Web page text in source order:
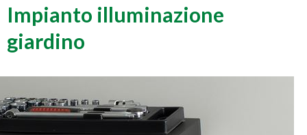
Impianto illuminazione
giardino